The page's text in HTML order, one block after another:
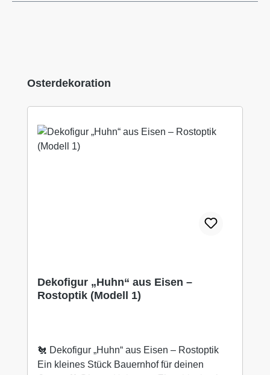
Produktgalerie überspringen
Osterdekoration
Dekofigur „Huhn“ aus Eisen –
Rostoptik (Modell 1)
🐔 Dekofigur „Huhn“ aus Eisen – Rostoptik
Ein kleines Stück Bauernhof für deinen